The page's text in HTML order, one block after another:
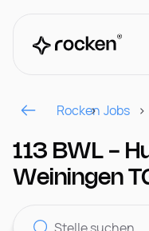
Für Arbeitgeber
Kontakt
Rocken Jobs
113 BWL -
Weiningen